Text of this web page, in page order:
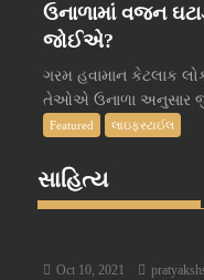
ઉનાળામાં વજન
જોઈએ?
ગરમ હવામાન કેટલાક
તેઓએ ઉનાળા અનુસાર
Featured લાઇફસ્ટાઈલ
સાહિત્ય
Oct 10, 2021